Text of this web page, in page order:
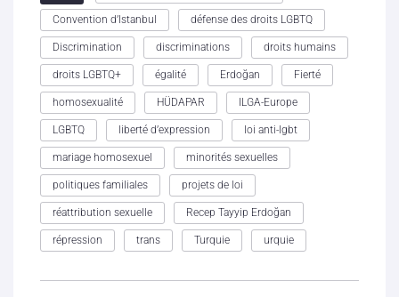
Convention d’Istanbul défense des droits LGBTQ
Discrimination discriminations droits humains
droits LGBTQ+ égalité Erdoğan Fierté
homosexualité HÜDAPAR ILGA-Europe
LGBTQ liberté d’expression loi anti-lgbt
mariage homosexuel minorités sexuelles
politiques familiales projets de loi
réattribution sexuelle Recep Tayyip Erdoğan
répression trans Turquie urquie